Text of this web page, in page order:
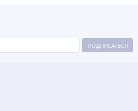
ПОДПИСАТЬСЯ